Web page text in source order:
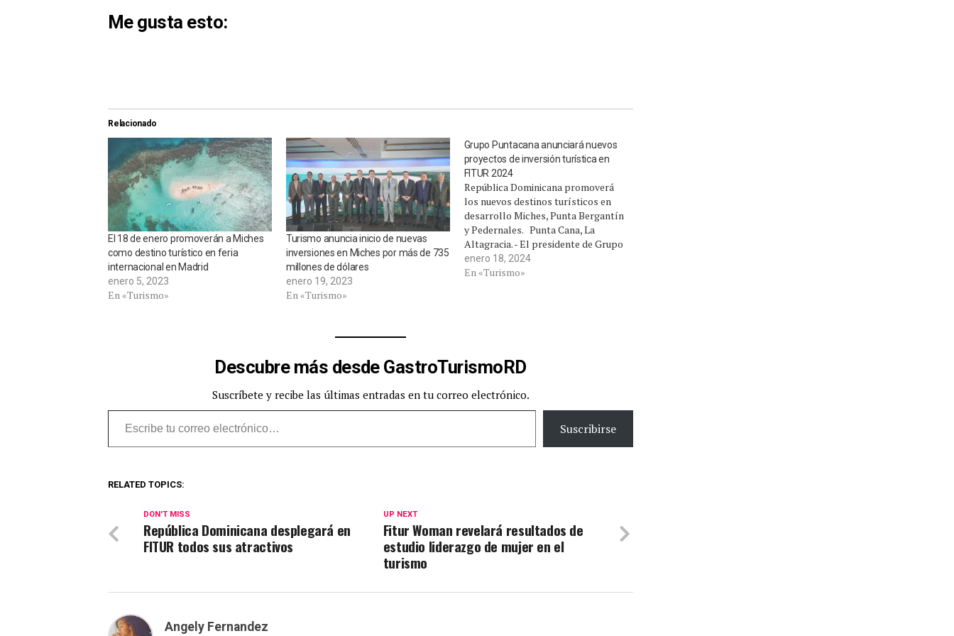
Me gusta esto:
Relacionado
El 18 de enero promoverán a Miches
como destino turístico en feria
internacional en Madrid
enero 5, 2023
En «Turismo»
Turismo anuncia inicio de nuevas
inversiones en Miches por más de 735
millones de dólares
enero 19, 2023
En «Turismo»
Grupo Puntacana anunciará nuevos
proyectos de inversión turística en
FITUR 2024
República Dominicana promoverá
los nuevos destinos turísticos en
desarrollo Miches, Punta Bergantín
y Pedernales. Punta Cana, La
Altagracia. - El presidente de Grupo
Puntacana, Frank Elías Rainieri,
anunció la participación del grupo
enero 18, 2024
En «Turismo»
Descubre más desde GastroTurismoRD
Suscríbete y recibe las últimas entradas en tu correo electrónico.
Escribe tu correo electrónico…
Suscribirse
RELATED TOPICS:
UP NEXT
Fitur Woman revelará resultados de
estudio liderazgo de mujer en el
turismo
DON'T MISS
República Dominicana desplegará en
FITUR todos sus atractivos
Angely Fernandez